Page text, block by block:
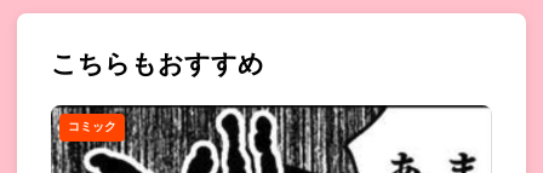
こちらもおすすめ
コミック